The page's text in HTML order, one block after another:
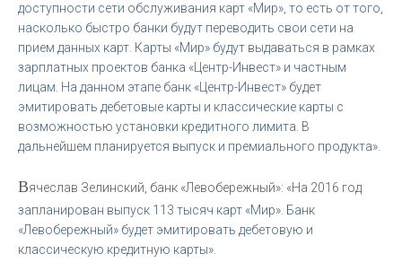
доступности сети обслуживания карт «Мир», то есть от того,
насколько быстро банки будут переводить свои сети на
прием данных карт. Карты «Мир» будут выдаваться в рамках
зарплатных проектов банка «Центр-Инвест» и частным
лицам. На данном этапе банк «Центр-Инвест» будет
эмитировать дебетовые карты и классические карты с
возможностью установки кредитного лимита. В
дальнейшем планируется выпуск и премиального продукта».
Вячеслав Зелинский, банк «Левобережный»: «На 2016 год
запланирован выпуск 113 тысяч карт «Мир». Банк
«Левобережный» будет эмитировать дебетовую и
классическую кредитную карты».